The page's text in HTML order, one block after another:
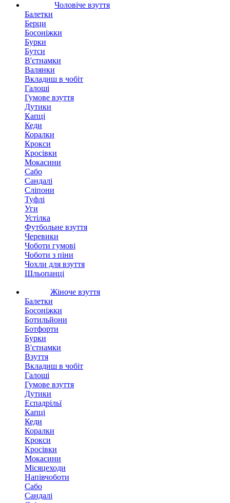
Чоловіче взуття
Балетки
Берци
Босоніжки
Бурки
Бутси
В'єтнамки
Валянки
Вкладиш в чобіт
Галоші
Гумове взуття
Дутики
Капці
Кеди
Коралки
Крокси
Кросівки
Мокасини
Сабо
Сандалі
Сліпони
Туфлі
Уги
Устілка
Футбольне взуття
Черевики
Чоботи гумові
Чоботи з піни
Чохли для взуття
Шльопанці
Жіноче взуття
Балетки
Босоніжки
Ботильйони
Ботфорти
Бурки
В'єтнамки
Взуття
Вкладиш в чобіт
Галоші
Гумове взуття
Дутики
Еспадрільї
Капці
Кеди
Коралки
Крокси
Кросівки
Мокасини
Місяцеходи
Напівчоботи
Сабо
Сандалі